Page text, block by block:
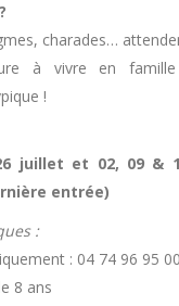
charades…
à vivre en
!
juillet et 02, 09 &
entrée)
:
: 04 74 96 95 00
8 ans